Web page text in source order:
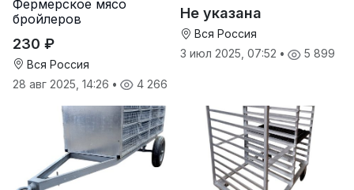
Фермерское мясо
бройлеров
230 ₽
Вся Россия
28 авг 2025, 14:26 • 4 266
Не указана
Вся Россия
3 июл 2025, 07:52 • 5 899